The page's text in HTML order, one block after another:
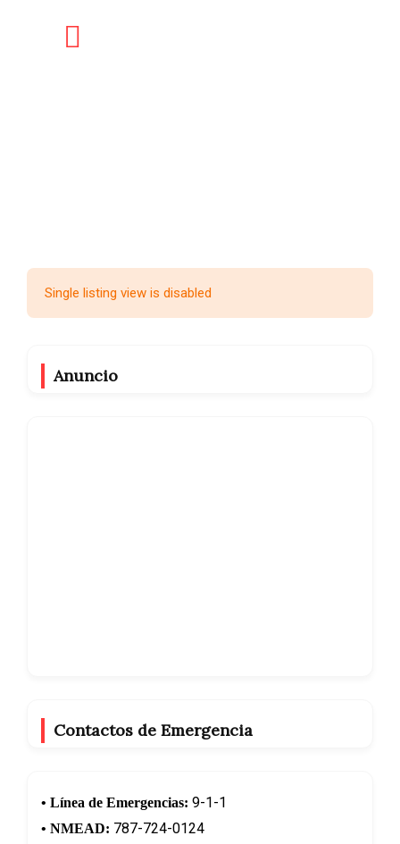
Single listing view is disabled
Anuncio
Contactos de Emergencia​
• Línea de Emergencias: 9-1-1
• NMEAD: 787-724-0124